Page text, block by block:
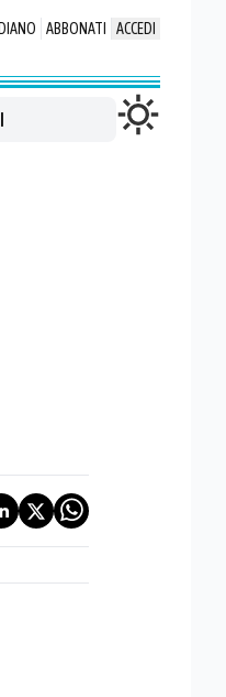
ABBONATI ACCEDI